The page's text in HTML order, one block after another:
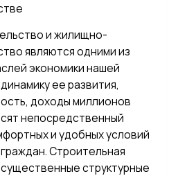
и жилищно-
являются одними из
экономики нашей
ее развития,
доходы миллионов
непосредственный
и удобных условий
Строительная
структурные